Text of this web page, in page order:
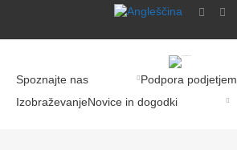
Spoznajte nas
Podpora podjetjem
IzobraževanjeNovice in dogodki